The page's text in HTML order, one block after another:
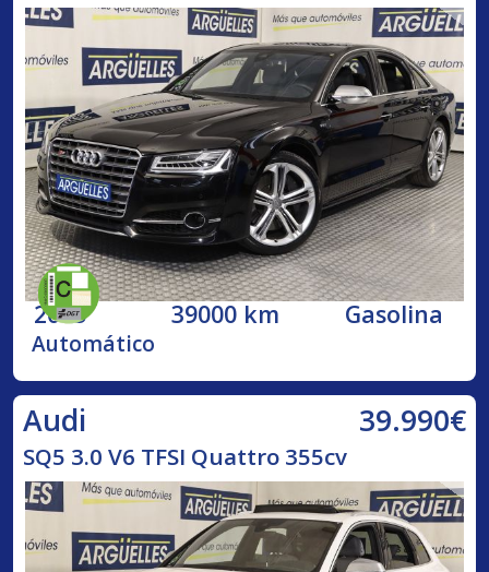
2015 39000 km Gasolina
Automático
Audi 39.990€
SQ5 3.0 V6 TFSI Quattro 355cv